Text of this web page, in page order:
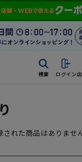
検索 ログイン
れた商品はありませ